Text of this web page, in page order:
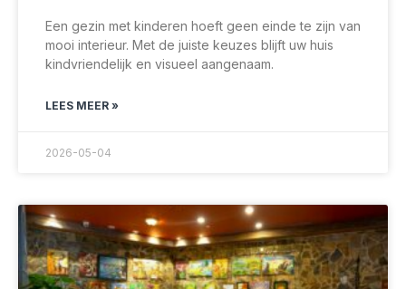
Een gezin met kinderen hoeft geen einde te zijn van
mooi interieur. Met de juiste keuzes blijft uw huis
kindvriendelijk en visueel aangenaam.
LEES MEER »
2026-05-04